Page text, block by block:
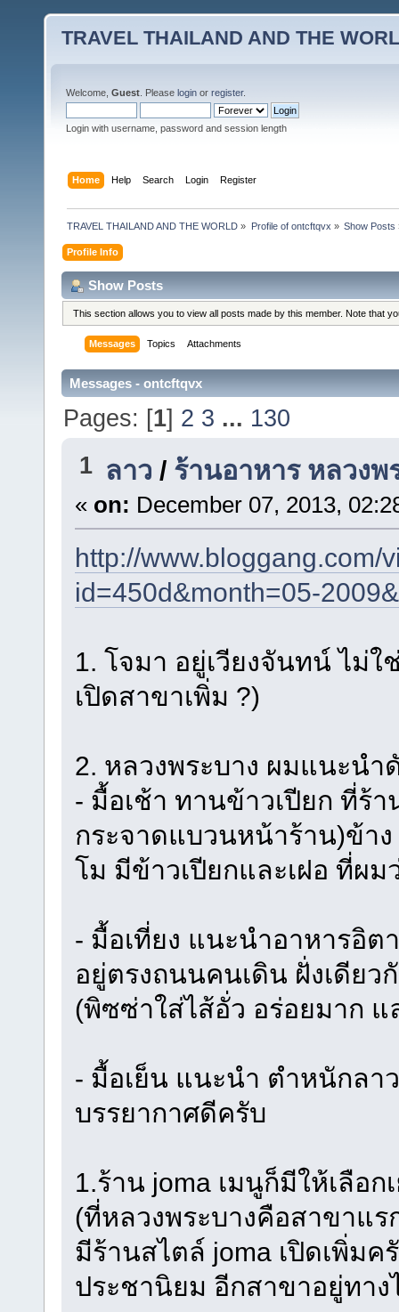
TRAVEL THAILAND AND THE
Welcome, Guest . Please login or register.
Login with username, password and session length
Home Help Search Login Register
TRAVEL THAILAND AND THE WORLD » Profile of ontcftqvx » Show Posts
Profile Info
Show Posts
This section allows you to view all posts made by this member. Note that
Messages Topics Attachments
Messages - ontcftqvx
Pages: [1] 2 3 ... 130
1 ลาว / ร้านอาหาร หลวงพ
« on: December 07, 2013,
http://www.bloggang.com/
id=450d&month=05-
1. โจมา อยู่เวียงจันทน์ ไม่ใ
เปิดสาขาเพิ่ม ?)
2. หลวงพระบาง ผมแนะนำ
- มื้อเช้า ทานข้าวเปียก ที่ร้
กระจาดแบวนหน้าร้าน)ข้า
โม มีข้าวเปียกและเฝอ ที่ผ
- มื้อเที่ยง แนะนำอาหารอิ
อยู่ตรงถนนคนเดิน ฝั่งเดียว
(พิซซ่าใส่ไส้อั่ว อร่อยมาก แ
- มื้อเย็น แนะนำ ตำหนักลา
บรรยากาศดีครับ
1.ร้าน joma เมนูก็มีให้เลือ
(ที่หลวงพระบางคือสาขาแร
มีร้านสไตล์ joma เปิดเพิ่ม
ประชานิยม อีกสาขาอยู่ทาง